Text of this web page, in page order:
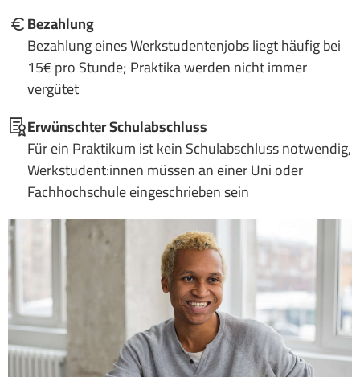
Bezahlung
Bezahlung eines Werkstudentenjobs liegt häufig bei
15€ pro Stunde; Praktika werden nicht immer
vergütet
Erwünschter Schulabschluss
Für ein Praktikum ist kein Schulabschluss notwendig,
Werkstudent:innen müssen an einer Uni oder
Fachhochschule eingeschrieben sein